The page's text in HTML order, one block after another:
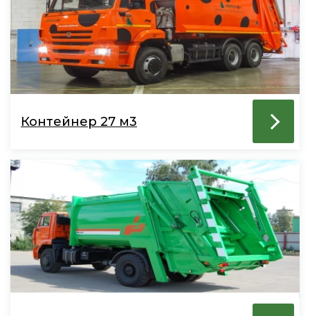
Контейнер 27 м3